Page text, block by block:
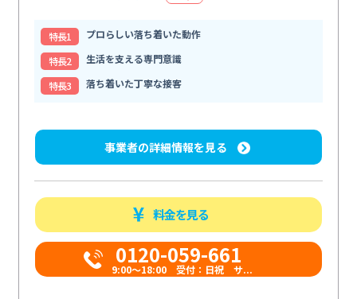
特⻑1
プロらしい落ち着いた動作
特⻑2
生活を支える専門意識
特⻑3
落ち着いた丁寧な接客
事業者の詳細情報を見る
料金を見る
0120-059-661
9:00〜18:00 受付：日祝 サ...